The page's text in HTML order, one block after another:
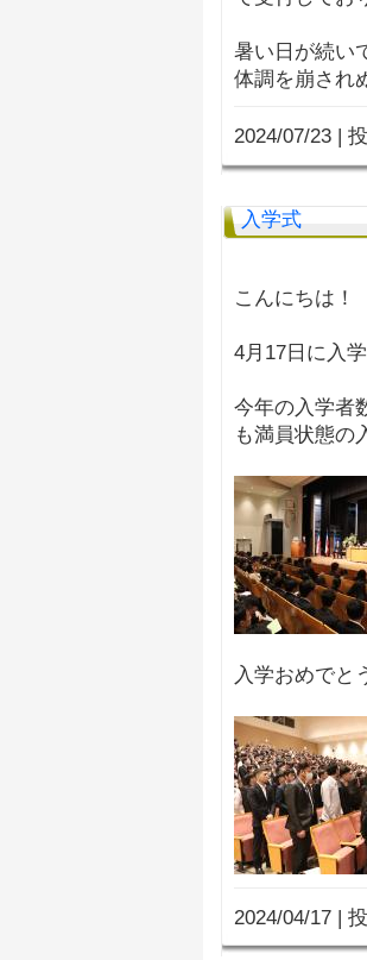
暑い日が続い
体調を崩され
2024/07/23 |
入学式
こんにちは！
4月17日に入
今年の入学者
も満員状態の
入学おめでと
2024/04/17 |